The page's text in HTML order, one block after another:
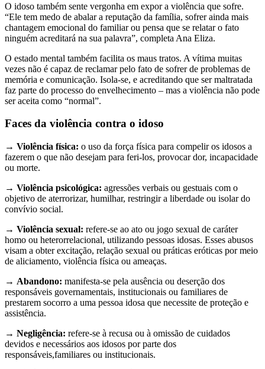
O idoso também sente vergonha em expor a violência que sofre.
“Ele tem medo de abalar a reputação da família, sofrer ainda mais
chantagem emocional do familiar ou pensa que se relatar o fato
ninguém acreditará na sua palavra”, completa Ana Eliza.
O estado mental também facilita os maus tratos. A vítima muitas
vezes não é capaz de reclamar pelo fato de sofrer de problemas de
memória e comunicação. Isola-se, e acreditando que ser maltratada
faz parte do processo do envelhecimento – mas a violência não pode
ser aceita como “normal”.
Faces da violência contra o idoso
→ Violência física: o uso da força física para compelir os idosos a
fazerem o que não desejam para feri-los, provocar dor, incapacidade
ou morte.
→ Violência psicológica: agressões verbais ou gestuais com o
objetivo de aterrorizar, humilhar, restringir a liberdade ou isolar do
convívio social.
→ Violência sexual: refere-se ao ato ou jogo sexual de caráter
homo ou heterorrelacional, utilizando pessoas idosas. Esses abusos
visam a obter excitação, relação sexual ou práticas eróticas por meio
de aliciamento, violência física ou ameaças.
→ Abandono: manifesta-se pela ausência ou deserção dos
responsáveis governamentais, institucionais ou familiares de
prestarem socorro a uma pessoa idosa que necessite de proteção e
assistência.
→ Negligência: refere-se à recusa ou à omissão de cuidados
devidos e necessários aos idosos por parte dos
responsáveis,familiares ou institucionais.